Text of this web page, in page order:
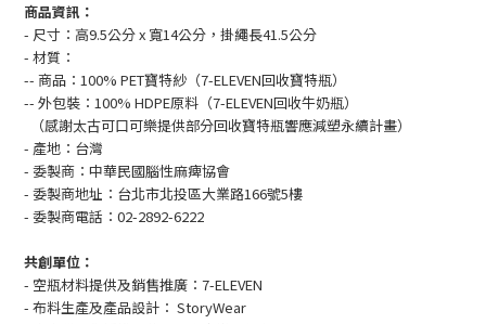
商品資訊：
- 尺寸：高9.5公分 x 寬14公分，掛繩長41.5公分
- 材質：
-- 商品：100% PET寶特紗（7-ELEVEN回收寶特瓶）
-- 外包裝：100% HDPE原料（7-ELEVEN回收牛奶瓶）
（感謝太古可口可樂提供部分回收寶特瓶響應減塑永續計畫）
- 產地：台灣
- 委製商：中華民國腦性麻痺協會
- 委製商地址：台北市北投區大業路166號5樓
- 委製商電話：02-2892-6222
共創單位：
- 空瓶材料提供及銷售推廣：7-ELEVEN
- 布料生產及產品設計： StoryWear